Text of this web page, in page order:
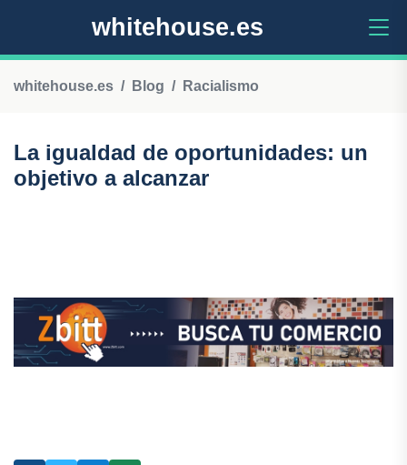
whitehouse.es
whitehouse.es Blog Racialismo
La igualdad de oportunidades: un
objetivo a alcanzar